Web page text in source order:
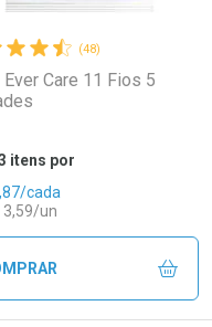
Desconto
sem Desconto
sem Desconto
(48)
Ever Care 11 Fios 5
itens por
,87/cada
3,59/un